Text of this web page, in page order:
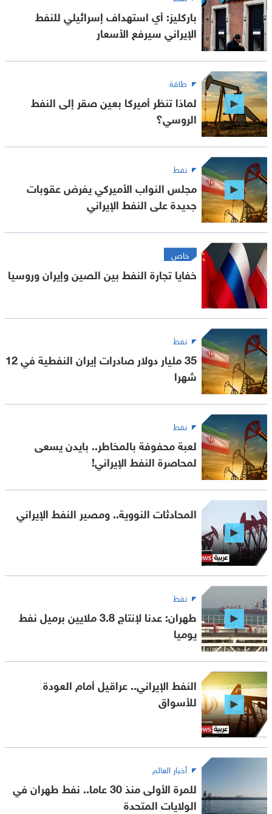
باركليز: أي استهداف إسرائيلي للنفط
الإيراني سيرفع الأسعار
طاقة
لماذا تنظر أميركا بعين صقر إلى النفط
الروسي؟
نفط
مجلس النواب الأميركي يفرض عقوبات
جديدة على النفط الإيراني
خاص
خفايا تجارة النفط بين الصين وإيران وروسيا
نفط
35 مليار دولار صادرات إيران النفطية في 12
شهرا
نفط
لعبة محفوفة بالمخاطر.. بايدن يسعى
لمحاصرة النفط الإيراني!
المحادثات النووية.. ومصير النفط الإيراني
نفط
طهران: عدنا لإنتاج 3.8 ملايين برميل نفط
يوميا
النفط الإيراني.. عراقيل أمام العودة
للأسواق
أخبار العالم
للمرة الأولى منذ 30 عاما.. نفط طهران في
الولايات المتحدة